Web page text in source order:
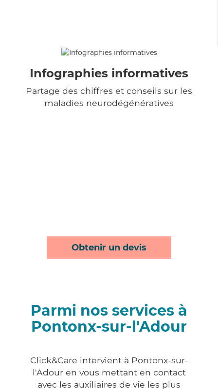
Infographies informatives
Partage des chiffres et conseils sur les
maladies neurodégénératives
Obtenir un devis
Parmi nos services à
Pontonx-sur-l'Adour
Click&Care intervient à Pontonx-sur-
l'Adour en vous mettant en contact
avec les auxiliaires de vie les plus